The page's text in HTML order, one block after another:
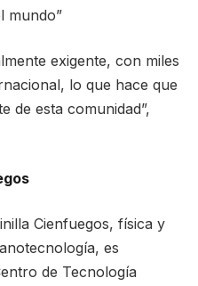
mundo”
exigente, con miles
lo que hace que
de esta comunidad”,
Cienfuegos, física y
es
de Tecnología